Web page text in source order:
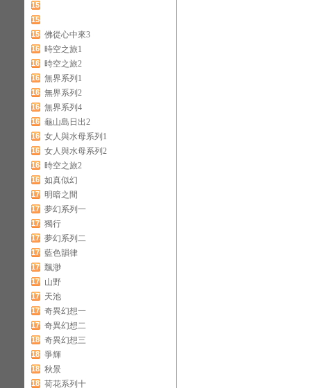
157
158
159 佛從心中來3
160 時空之旅1
161 時空之旅2
162 無界系列1
163 無界系列2
164 無界系列4
165 龜山島日出2
166 女人與水母系列1
167 女人與水母系列2
168 時空之旅2
169 如真似幻
170 明暗之間
171 夢幻系列一
172 獨行
173 夢幻系列二
174 藍色韻律
175 飄渺
176 山野
177 天池
178 奇異幻想一
179 奇異幻想二
180 奇異幻想三
181 爭輝
182 秋景
183 荷花系列十